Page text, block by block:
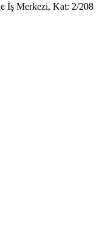
İş Merkezi, Kat: 2/208